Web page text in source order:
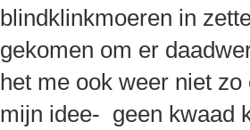
blindklinkmoeren in
gekomen om er
het me ook weer niet
mijn idee- geen kwaad